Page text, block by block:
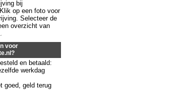
bij
op een foto voor
Selecteer de
overzicht van
voor
en betaald:
werkdag
goed, geld terug